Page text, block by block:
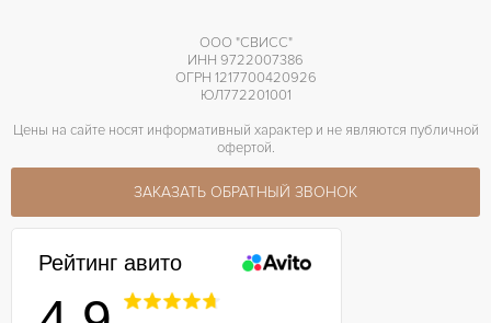
ООО "СВИСС"
ИНН 9722007386
ОГРН 1217700420926
ЮЛ772201001
Цены на сайте носят информативный характер и не являются публичной
офертой.
ЗАКАЗАТЬ ОБРАТНЫЙ ЗВОНОК
Рейтинг авито